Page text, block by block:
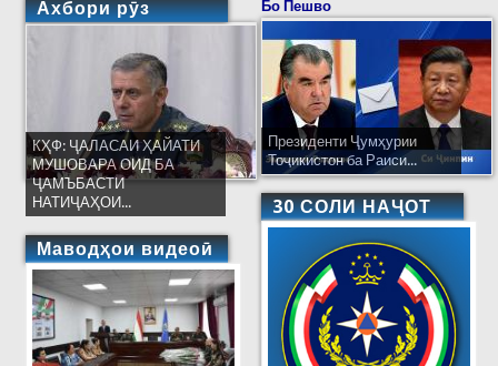
Ахбори рӯз
КҲФ: ҶАЛАСАИ ҲАЙАТИ
МУШОВАРА ОИД БА
ҶАМЪБАСТИ
НАТИҶАҲОИ...
Маводҳои видеоӣ
Бо Пешво
Президенти Ҷумҳурии
Тоҷикистон ба Раиси...
30 СОЛИ НАҶОТ